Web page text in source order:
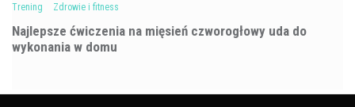
Trening
Zdrowie i fitness
Najlepsze ćwiczenia na mięsień czworogłowy uda do
wykonania w domu